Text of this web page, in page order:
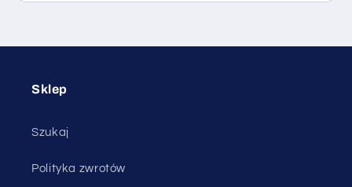
Sklep
Szukaj
Polityka zwrotów